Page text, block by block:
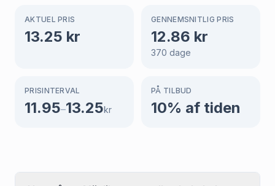
AKTUEL PRIS
13.25 kr
GENNEMSNITLIG PRIS
12.86 kr
370 dage
PRISINTERVAL
11.95–13.25kr
PÅ TILBUD
10% af tiden